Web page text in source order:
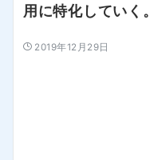
用に特化していく。
2019年12月29日